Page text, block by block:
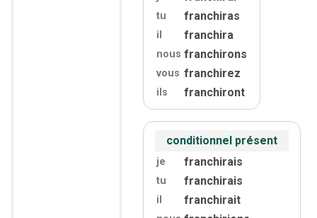
tu franchiras
il franchira
nous franchirons
vous franchirez
ils franchiront
conditionnel présent
je franchirais
tu franchirais
il franchirait